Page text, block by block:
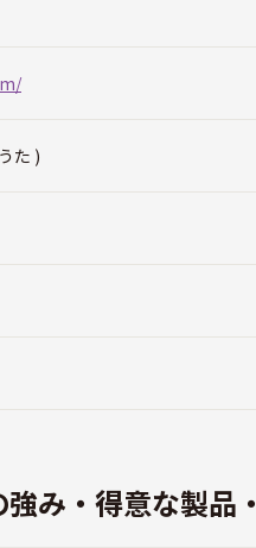
た )
み・得意な製品